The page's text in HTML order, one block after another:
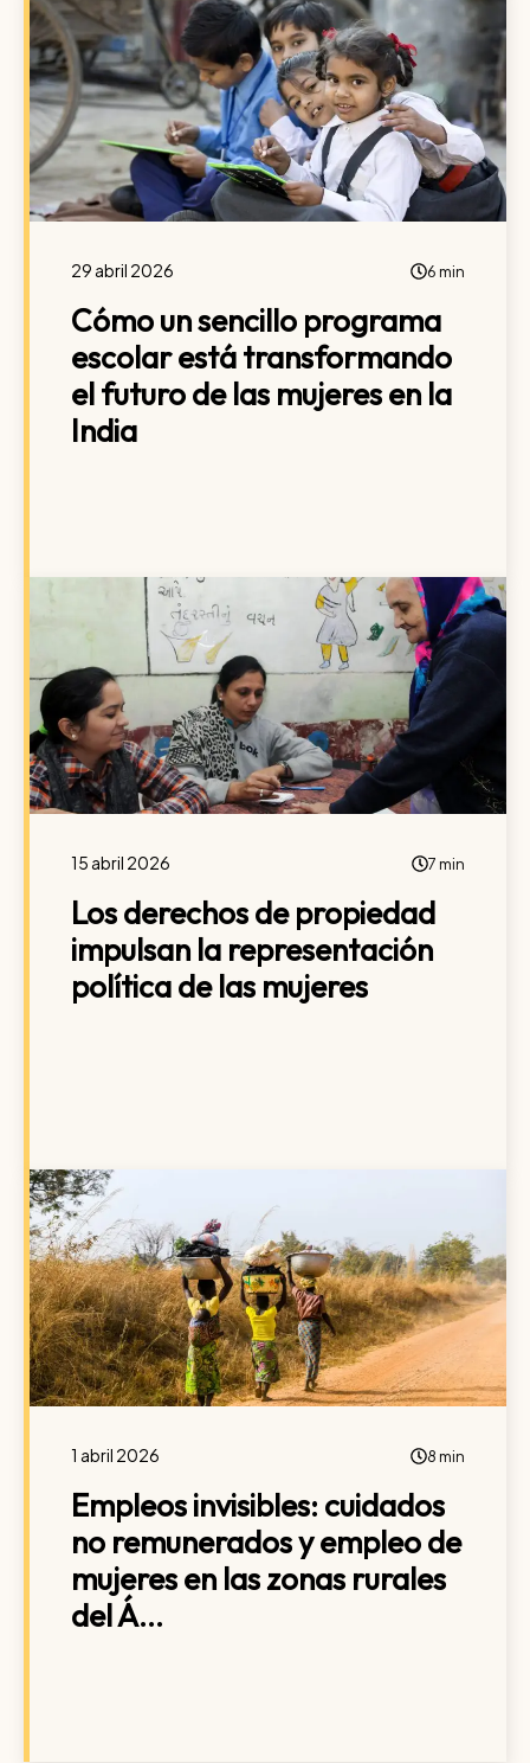
29 abril 2026 6 min
Cómo un sencillo programa
escolar está transformando
el futuro de las mujeres en la
India
15 abril 2026 7 min
Los derechos de propiedad
impulsan la representación
política de las mujeres
1 abril 2026 8 min
Empleos invisibles: cuidados
no remunerados y empleo de
mujeres en las zonas rurales
del Á...